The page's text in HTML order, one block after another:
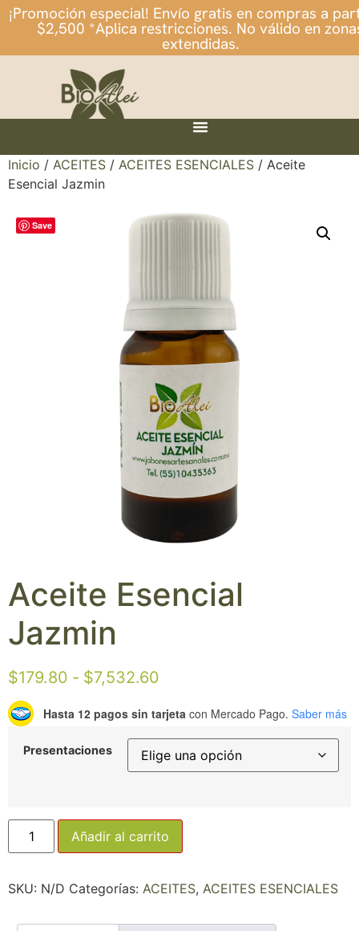
¡Promoción especial! Envío gratis en compras a
$2,500 *Aplica restricciones. No válido en
extendidas.
Inicio / ACEITES / ACEITES ESENCIALES / Aceite
Esencial Jazmin
Save
Aceite Esencial
Jazmin
$179.80 - $7,532.60
Hasta 12 pagos sin tarjeta con Mercado Pago. Saber más
Presentaciones
Añadir al carrito
SKU: N/D Categorías: ACEITES, ACEITES ESENCIALES